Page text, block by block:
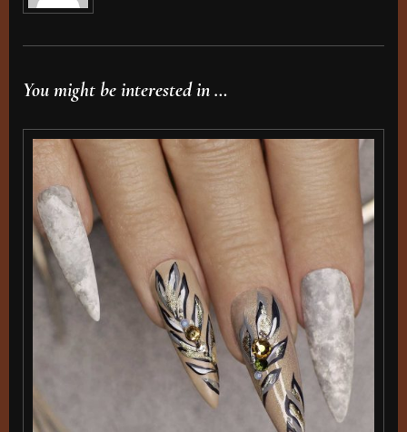
You might be interested in …